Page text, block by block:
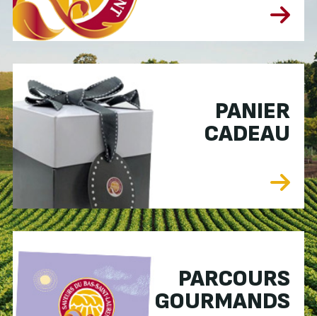
PANIER
CADEAU
PARCOURS
GOURMANDS